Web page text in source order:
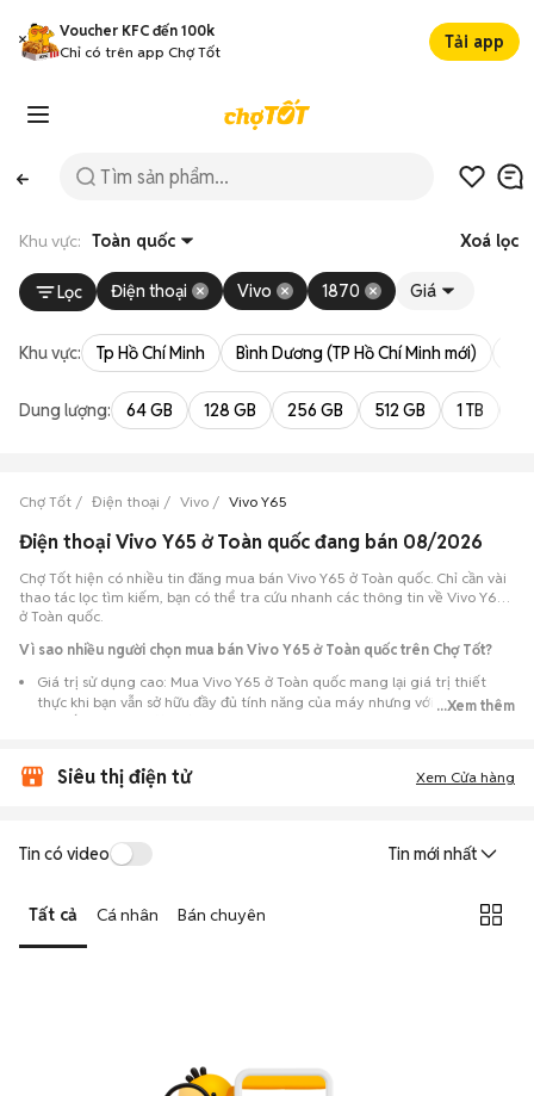
Voucher KFC đến 100k
Chỉ có trên app Chợ Tốt
Tải app
Khu vực: Toàn quốc Xoá lọc
Lọc Điện thoại Vivo 1870 Giá
Khu vực: Tp Hồ Chí Minh Bình Dương (TP Hồ Chí Minh mới)
Dung lượng: 64 GB 128 GB 256 GB 512 GB 1 TB
Chợ Tốt Điện thoại Vivo Vivo Y65
Điện thoại Vivo Y65 ở Toàn quốc đang bán 08/2026
Chợ Tốt hiện có nhiều tin đăng mua bán Vivo Y65 ở Toàn quốc. Chỉ cần vài
thao tác lọc tìm kiếm, bạn có thể tra cứu nhanh các thông tin về Vivo Y65
ở Toàn quốc.
Vì sao nhiều người chọn mua bán Vivo Y65 ở Toàn quốc trên Chợ Tốt?
Giá trị sử dụng cao: Mua Vivo Y65 ở Toàn quốc mang lại giá trị thiết
thực khi bạn vẫn sở hữu đầy đủ tính năng của máy nhưng với chi phí đầu
tư thấp hơn máy đập hộp.
Toàn quốc, đáp ứng từ nhu cầu cần máy đẹp keng đến máy chỉ cần hoạt
động ổn định.
thận, test loa, camera, wifi... để đảm bảo máy không có lỗi phát sinh.
hai bên trao đổi giá cả linh hoạt và có thể chốt giao dịch ngay trong
ngày.
...Xem thêm
Siêu thị điện tử Xem Cửa hàng
Tin có video Tin mới nhất
Tất cả Cá nhân Bán chuyên